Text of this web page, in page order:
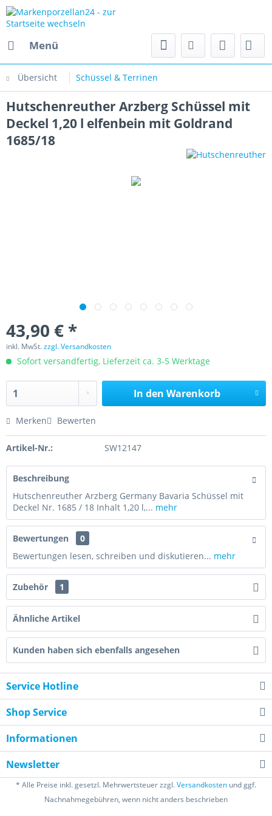
Menü
Übersicht Schüssel & Terrinen
Hutschenreuther Arzberg Schüssel mit
Deckel 1,20 l elfenbein mit Goldrand
1685/18
43,90 € *
inkl. MwSt.zzgl. Versandkosten
Sofort versandfertig, Lieferzeit ca. 3-5 Werktage
In den Warenkorb
Merken Bewerten
Artikel-Nr.: SW12147
Beschreibung
Hutschenreuther Arzberg Germany Bavaria Schüssel mit
Deckel Nr. 1685 / 18 Inhalt 1,20 l,... mehr
Bewertungen
0
Bewertungen lesen, schreiben und diskutieren... mehr
Zubehör 1
Ähnliche Artikel
Kunden haben sich ebenfalls angesehen
Service Hotline
Shop Service
Informationen
Newsletter
* Alle Preise inkl. gesetzl. Mehrwertsteuer zzgl.Versandkosten und ggf.
Nachnahmegebühren, wenn nicht anders beschrieben